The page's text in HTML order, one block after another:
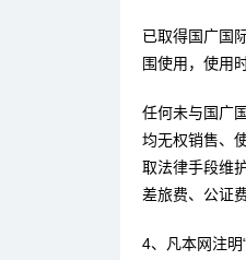
已取得国广国
围使用，使用
任何未与国广
均无权销售、
取法律手段维
差旅费、公证
4、凡本网注